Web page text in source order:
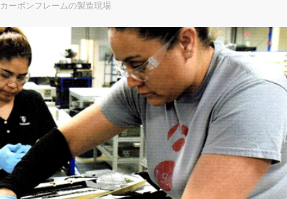
ーボンフレームの製造現場